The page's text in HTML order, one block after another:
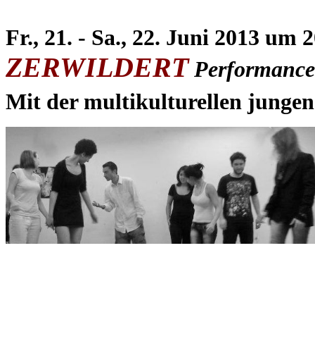
Fr., 21. - Sa., 22. Juni 2013 um
ZERWILDERT Performance
Mit der multikulturellen